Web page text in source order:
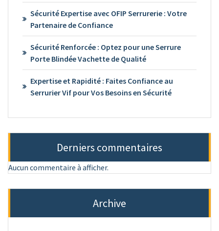
Sécurité Expertise avec OFIP Serrurerie : Votre
Partenaire de Confiance
Sécurité Renforcée : Optez pour une Serrure
Porte Blindée Vachette de Qualité
Expertise et Rapidité : Faites Confiance au
Serrurier Vif pour Vos Besoins en Sécurité
Derniers commentaires
Aucun commentaire à afficher.
Archive